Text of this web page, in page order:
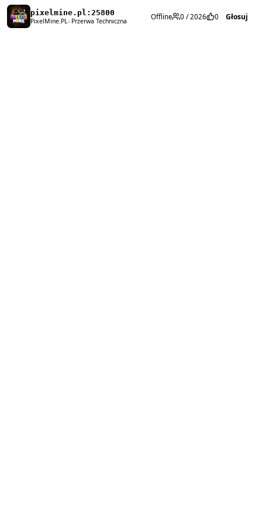
pixelmine.pl:25800
PixelMine.PL- Przerwa Techniczna Offline 0 / 2026 0 Głosuj